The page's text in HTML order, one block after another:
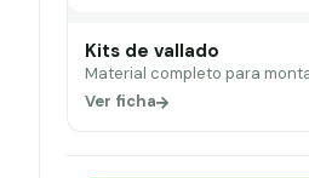
Kits de vallado
Material completo para
Ver ficha